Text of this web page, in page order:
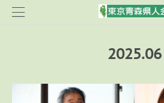
2025.06